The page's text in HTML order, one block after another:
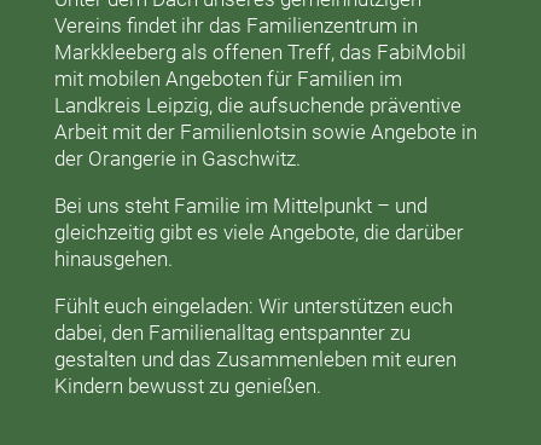
Vereins findet ihr das Familienzentrum in
Markkleebergals offenen Treff, das FabiMobil
mit mobilen Angeboten für Familien im
Landkreis Leipzig, die aufsuchende präventive
Arbeit mit der Familienlotsin sowie Angebote in
der Orangeriein Gaschwitz.
Bei uns steht Familie im Mittelpunkt – und
gleichzeitig gibt es viele Angebote, die darüber
hinausgehen.
Fühlt euch eingeladen: Wir unterstützen euch
dabei, den Familienalltag entspannter zu
gestalten und das Zusammenleben mit euren
Kindern bewusst zu genießen.